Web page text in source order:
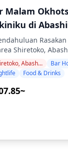
Yokocho,
dipadukan
wisatawan
penduduk setempat.
tidak
menikmati. Di
・Jumlah peserta
untuk tur ini
・Alkohol
berusia 20
di Jepang). ・
disiapkan di
bebas alergi
berbagai
Malam
di
Shiretoko,
dalam tur
tiga izakaya
cita rasa
segar dan bir lokal
Shiretoko, Abashiri, Kitami, Mombetsu Bar
Food & Drinks